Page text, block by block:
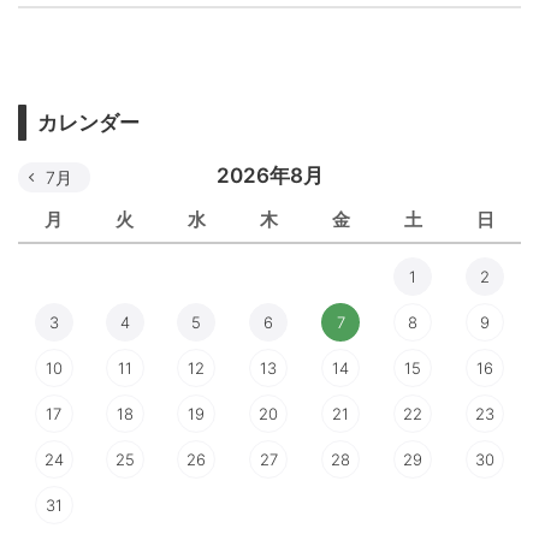
カレンダー
2026年8月
月 火 水 木 金 土 日
7月
1 2
3 4 5 6 7 8 9
10 11 12 13 14 15 16
17 18 19 20 21 22 23
24 25 26 27 28 29 30
31